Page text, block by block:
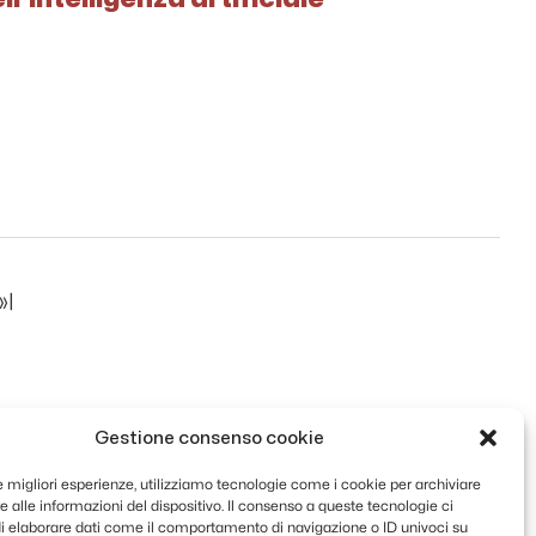
Gestione consenso cookie
migliori esperienze, utilizziamo tecnologie come i cookie per archiviare
alle informazioni del dispositivo. Il consenso a queste tecnologie ci
elaborare dati come il comportamento di navigazione o ID univoci su
»|